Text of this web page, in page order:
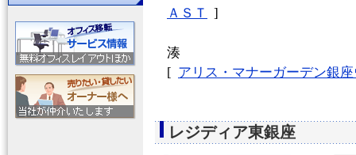
ＡＳＴ
]
湊
[ アリス・マナーガーデン銀
レジディア東銀座